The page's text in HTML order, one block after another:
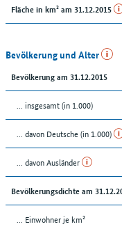
Fläche in km² am 31.12.2015
Bevölkerung und Alter
Bevölkerung am 31.12.2015
... insgesamt (in 1.000)
... davon Deutsche (in 1.000)
... davon Ausländer
Bevölkerungsdichte am
... Einwohner je km²